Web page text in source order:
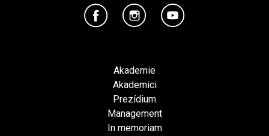
Akademie
Akademici
Prezídium
Management
In memoriam